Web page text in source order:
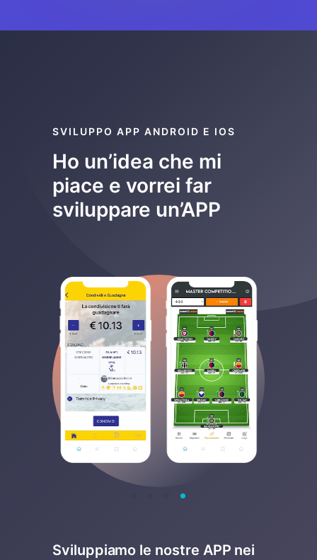
SVILUPPO APP ANDROID E IOS
Ho un’idea che mi
piace e vorrei far
sviluppare un’APP
Sviluppiamo le nostre APP nei